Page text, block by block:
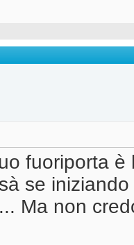
fuoriporta
se
Ma non